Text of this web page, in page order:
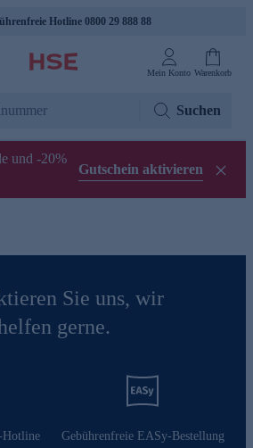
Hotline 0800 29 888 88
Mein Konto Warenkorb
Suchen
und -20%
Gutschein aktivieren
Sie uns, wir
gerne.
Hotline Gebührenfreie EASy-Bestellung